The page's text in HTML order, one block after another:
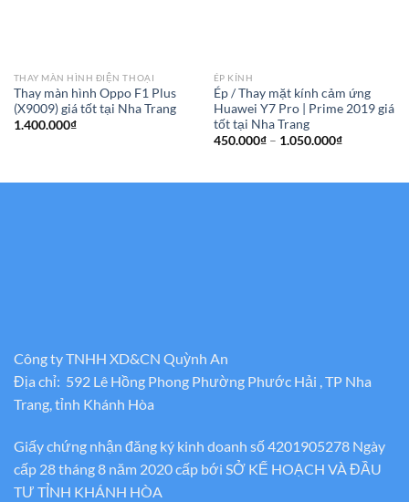
THAY MÀN HÌNH ĐIỆN THOẠI
Thay màn hình Oppo F1 Plus
(X9009) giá tốt tại Nha Trang
1.400.000₫
ÉP KÍNH
Ép / Thay mặt kính cảm ứng
Huawei Y7 Pro | Prime 2019 giá
tốt tại Nha Trang
450.000₫ – 1.050.000₫Khoảng
đến
Công ty TNHH XD&CN Quỳnh An
Địa chỉ: 592 Lê Hồng Phong Phường Phước Hải , TP Nha
Trang, tỉnh Khánh Hòa
Giấy chứng nhận đăng ký kinh doanh số 4201905278 Ngày
cấp 28 tháng 8 năm 2020 cấp bới SỞ KẾ HOẠCH VÀ ĐẦU
TƯ TỈNH KHÁNH HÒA